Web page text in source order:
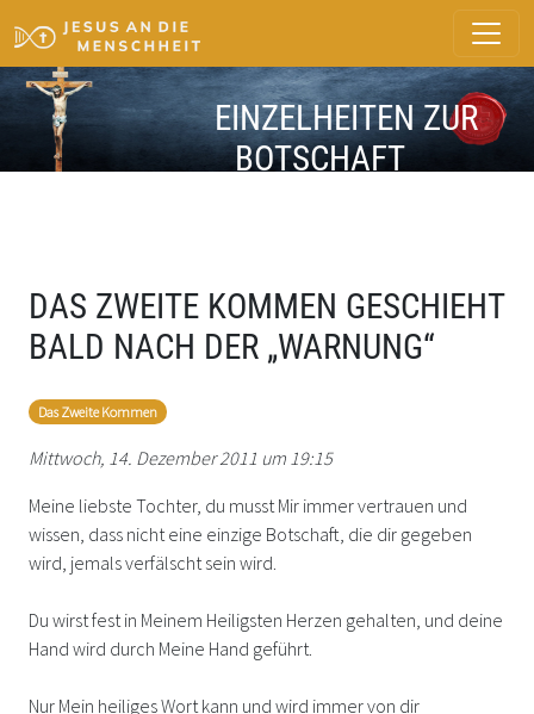
EINZELHEITEN ZUR
BOTSCHAFT
DAS ZWEITE KOMMEN GESCHIEHT
BALD NACH DER „WARNUNG“
Das Zweite Kommen
Mittwoch, 14. Dezember 2011 um 19:15
Meine liebste Tochter, du musst Mir immer vertrauen und
wissen, dass nicht eine einzige Botschaft, die dir gegeben
wird, jemals verfälscht sein wird.
Du wirst fest in Meinem Heiligsten Herzen gehalten, und deine
Hand wird durch Meine Hand geführt.
Nur Mein heiliges Wort kann und wird immer von dir